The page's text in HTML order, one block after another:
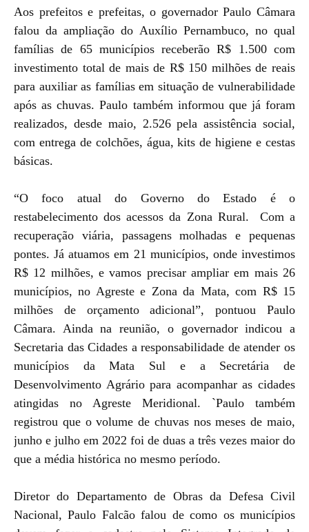
Aos prefeitos e prefeitas, o governador Paulo Câmara
falou da ampliação do Auxílio Pernambuco, no qual
famílias de 65 municípios receberão R$ 1.500 com
investimento total de mais de R$ 150 milhões de reais
para auxiliar as famílias em situação de vulnerabilidade
após as chuvas. Paulo também informou que já foram
realizados, desde maio, 2.526 pela assistência social,
com entrega de colchões, água, kits de higiene e cestas
básicas.
“O foco atual do Governo do Estado é o
restabelecimento dos acessos da Zona Rural. Com a
recuperação viária, passagens molhadas e pequenas
pontes. Já atuamos em 21 municípios, onde investimos
R$ 12 milhões, e vamos precisar ampliar em mais 26
municípios, no Agreste e Zona da Mata, com R$ 15
milhões de orçamento adicional”, pontuou Paulo
Câmara. Ainda na reunião, o governador indicou a
Secretaria das Cidades a responsabilidade de atender os
municípios da Mata Sul e a Secretária de
Desenvolvimento Agrário para acompanhar as cidades
atingidas no Agreste Meridional. `Paulo também
registrou que o volume de chuvas nos meses de maio,
junho e julho em 2022 foi de duas a três vezes maior do
que a média histórica no mesmo período.
Diretor do Departamento de Obras da Defesa Civil
Nacional, Paulo Falcão falou de como os municípios